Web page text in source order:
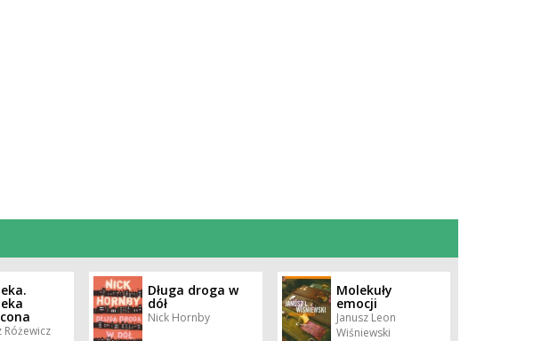
Różewicz
Długa droga w
dół
Nick Hornby
Molekuły
emocji
Janusz Leon
Wiśniewski